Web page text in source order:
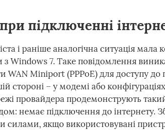
підключенні
і раніше аналогічна ситуація мала
Windows 7. Таке повідомлення
WAN Miniport (PPPoE) для доступу до
стороні – у модемі або
провайдера продемонструють
немає підключення до інтернету.
якщо використовувані